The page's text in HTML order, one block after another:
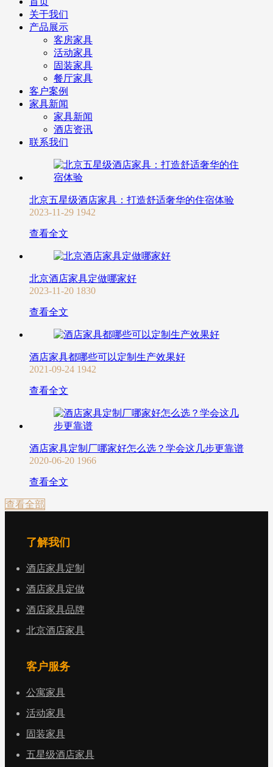
关于我们
产品展示
客房家具
活动家具
固装家具
餐厅家具
客户案例
家具新闻
家具新闻
酒店资讯
联系我们
北京五星级酒店家具：打造舒适奢华的住宿体验
2023-11-29 1942
查看全文
北京酒店家具定做哪家好
2023-11-20 1830
查看全文
酒店家具都哪些可以定制生产效果好
2021-09-24 1942
查看全文
酒店家具定制厂哪家好怎么选？学会这几步更靠谱
2020-06-20 1966
查看全文
查看全部
了解我们
酒店家具定制
酒店家具定做
酒店家具品牌
北京酒店家具
客户服务
公寓家具
活动家具
固装家具
五星级酒店家具